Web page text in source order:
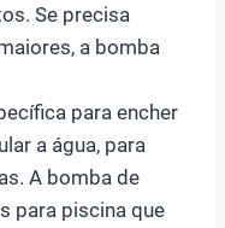
Se precisa
a bomba
para encher
a água, para
A bomba de
para piscina que